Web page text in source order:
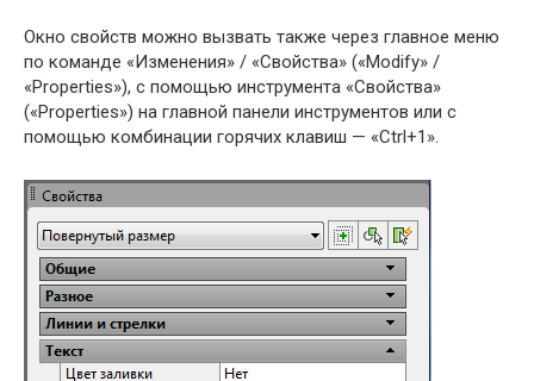
Окно свойств можно вызвать также через главное меню
по команде «Изменения» / «Свойства» («Modify» /
«Properties»), с помощью инструмента «Свойства»
(«Properties») на главной панели инструментов или с
помощью комбинации горячих клавиш — «Ctrl+1».